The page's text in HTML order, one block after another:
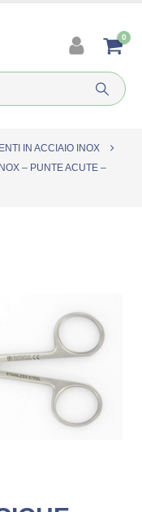
0
IN ACCIAIO INOX
– PUNTE ACUTE –